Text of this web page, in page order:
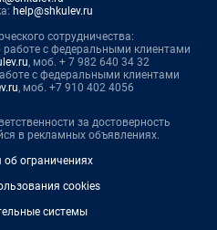
help@shkulev.ru
сотрудничества:
с федеральными клиентами
, моб. + 7 982 640 34 32
с федеральными клиентами
, моб. +7 910 402 4056
за достоверность
в рекламных объявлениях.
ограничениях
cookies
системы